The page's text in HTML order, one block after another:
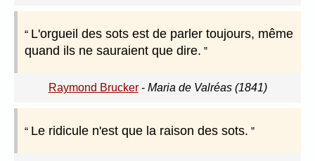
L'orgueil des sots est de parler toujours, même
quand ils ne sauraient que dire.
Raymond Brucker- Maria de Valréas (1841)
Le ridicule n'est que la raison des sots.